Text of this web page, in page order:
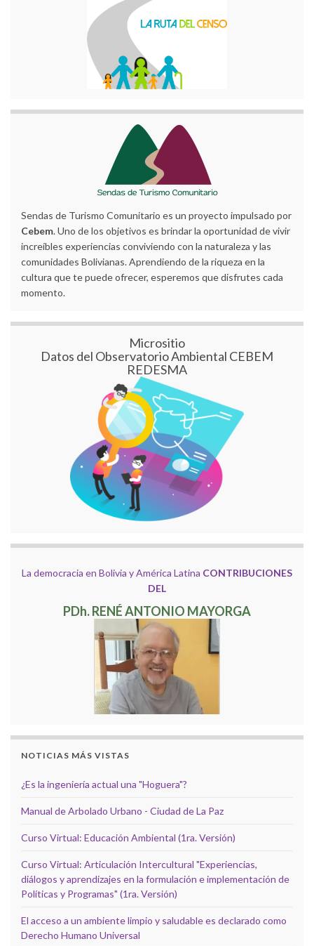
Sendas de Turismo Comunitario es un proyecto impulsado por
Cebem. Uno de los objetivos es brindar la oportunidad de vivir
increíbles experiencias conviviendo con la naturaleza y las
comunidades Bolivianas. Aprendiendo de la riqueza en la
cultura que te puede ofrecer, esperemos que disfrutes cada
momento.
Micrositio
Datos del Observatorio Ambiental CEBEM
REDESMA
La democracia en Bolivia y América Latina CONTRIBUCIONES
DEL
PDh. RENÉ ANTONIO MAYORGA
NOTICIAS MÁS VISTAS
¿Es la ingeniería actual una "Hoguera"?
Manual de Arbolado Urbano - Ciudad de La Paz
Curso Virtual: Educación Ambiental (1ra. Versión)
Curso Virtual: Articulación Intercultural "Experiencias,
diálogos y aprendizajes en la formulación e implementación de
Políticas y Programas" (1ra. Versión)
El acceso a un ambiente limpio y saludable es declarado como
Derecho Humano Universal